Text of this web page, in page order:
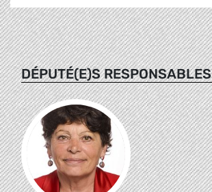
DÉPUTÉ(E)S RESPONSABLES